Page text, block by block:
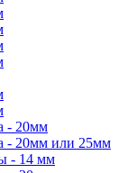
- 20мм
- 20мм или 25мм
- 14 мм